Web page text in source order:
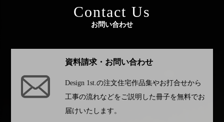
Contact Us
お問い合わせ
資料請求・お問い合わせ
Design 1st.の注文住宅作品集やお打合せから
工事の流れなどをご説明した冊子を無料でお
届けいたします。